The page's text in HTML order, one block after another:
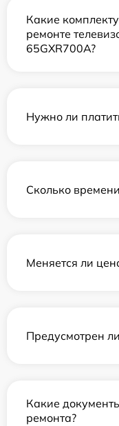
Какие
ремонте
65GXR700A?
Нужно ли
Сколько
Меняется ли
Предусмотрен
Какие
ремонта?